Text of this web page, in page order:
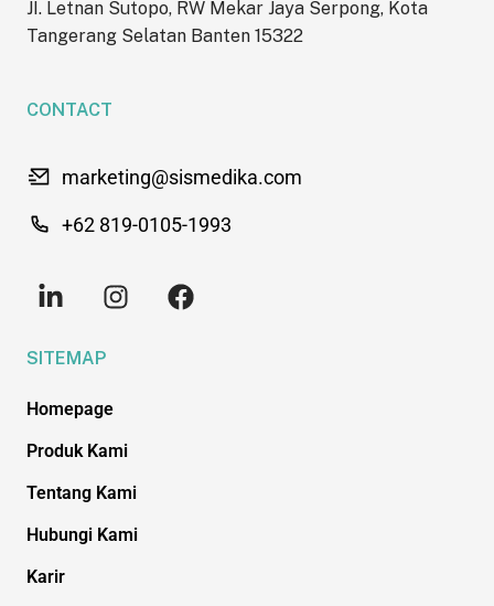
JI. Letnan Sutopo, RW Mekar Jaya Serpong, Kota
Tangerang Selatan Banten 15322
CONTACT
marketing@sismedika.com
+62 819-0105-1993
SITEMAP
Homepage
Produk Kami
Tentang Kami
Hubungi Kami
Karir